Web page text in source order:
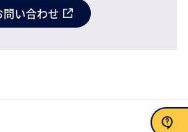
問い合わせ